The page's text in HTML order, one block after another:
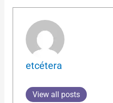
etcétera
View all posts